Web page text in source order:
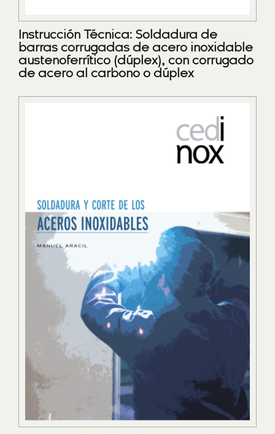
Instrucción Técnica: Soldadura de
barras corrugadas de acero inoxidable
austenoferrítico (dúplex), con corrugado
de acero al carbono o dúplex